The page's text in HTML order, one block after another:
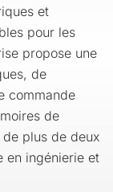
et
pour les
propose une
de
commande
de
de plus de deux
en ingénierie et